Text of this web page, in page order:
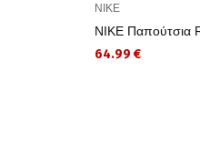
NIKE
NIKE Παπούτσια
64.99 €